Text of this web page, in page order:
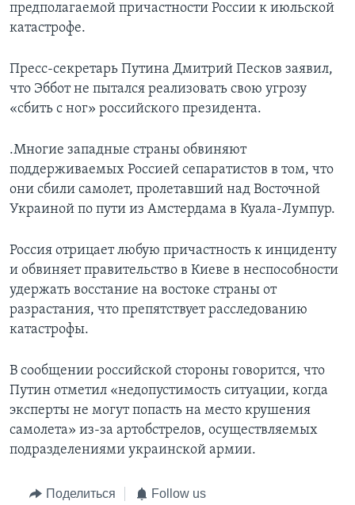
предполагаемой причастности России к июльской
катастрофе.
Пресс-секретарь Путина Дмитрий Песков заявил,
что Эббот не пытался реализовать свою угрозу
«сбить с ног» российского президента.
.Многие западные страны обвиняют
поддерживаемых Россией сепаратистов в том, что
они сбили самолет, пролетавший над Восточной
Украиной по пути из Амстердама в Куала-Лумпур.
Россия отрицает любую причастность к инциденту
и обвиняет правительство в Киеве в неспособности
удержать восстание на востоке страны от
разрастания, что препятствует расследованию
катастрофы.
В сообщении российской стороны говорится, что
Путин отметил «недопустимость ситуации, когда
эксперты не могут попасть на место крушения
самолета» из-за артобстрелов, осуществляемых
подразделениями украинской армии.
Поделиться Follow us